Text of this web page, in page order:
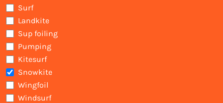
Surf
Landkite
Sup foiling
Pumping
Kitesurf
Snowkite
Wingfoil
Windsurf